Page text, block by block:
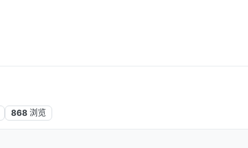
868 浏览